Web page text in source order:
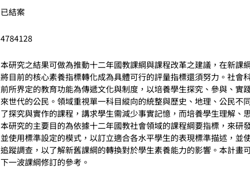
已結案
4784128
本研究之結果可做為推動十二年國教課綱與課程改革之建議，在新課
將目前的核心素養指標轉化成為具體可行的評量指標還須努力。社會
前所界定的教育功能為傳遞文化與制度，以培養學生探究、參與、實
來世代的公民。領域重視單一科目縱向的統整與歷史、地理、公民不
了探究與實作的課程，講求學生需減少事實記憶，而培養學生理解、
本研究的主要目的為依據十二年國教社會領域的課程綱要指標，來研
並使用標準設定的模式，以訂立適合各水平學生的表現標準描述，並
追蹤調查，以了解新舊課綱的轉換對於學生素養能力的影響。本計畫
下一波課綱修訂的參考。